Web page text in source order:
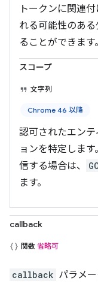
トークンに関連
れる可能性のあ
ることができます。
スコープ
文字列
Chrome 46 以降
認可されたエン
ョンを特定しま
信する場合は、
ます。
callback
関数 省略可
callback パラメ